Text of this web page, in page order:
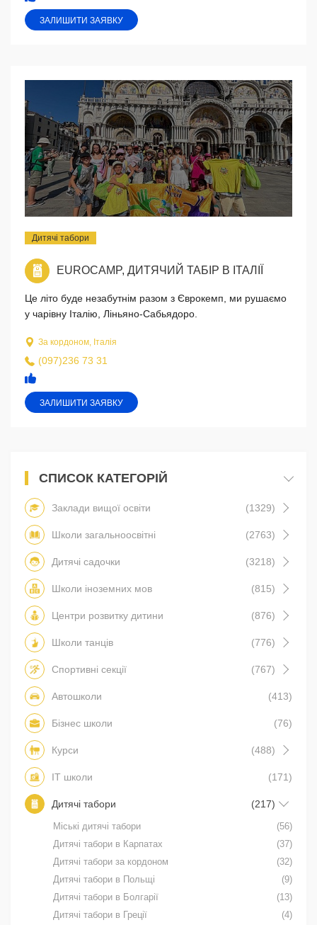
ЗАЛИШИТИ ЗАЯВКУ
Дитячі табори
EUROCAMP, ДИТЯЧИЙ ТАБІР В ІТАЛІЇ
Це літо буде незабутнім разом з Єврокемп, ми рушаємо
у чарівну Італію, Ліньяно-Сабьядоро.
За кордоном, Італія
(097)236 73 31
ЗАЛИШИТИ ЗАЯВКУ
СПИСОК КАТЕГОРІЙ
Заклади вищої освіти (1329)
Школи загальноосвітні (2763)
Дитячі садочки (3218)
Школи іноземних мов (815)
Центри розвитку дитини (876)
Школи танців (776)
Спортивні секції (767)
Автошколи (413)
Бізнес школи (76)
Курси (488)
IT школи (171)
Дитячі табори (217)
Міські дитячі табори
(56)
Дитячі табори в Карпатах
(37)
Дитячі табори за кордоном
(32)
Дитячі табори в Польщі
(9)
Дитячі табори в Болгарії
(13)
Дитячі табори в Греції
(4)